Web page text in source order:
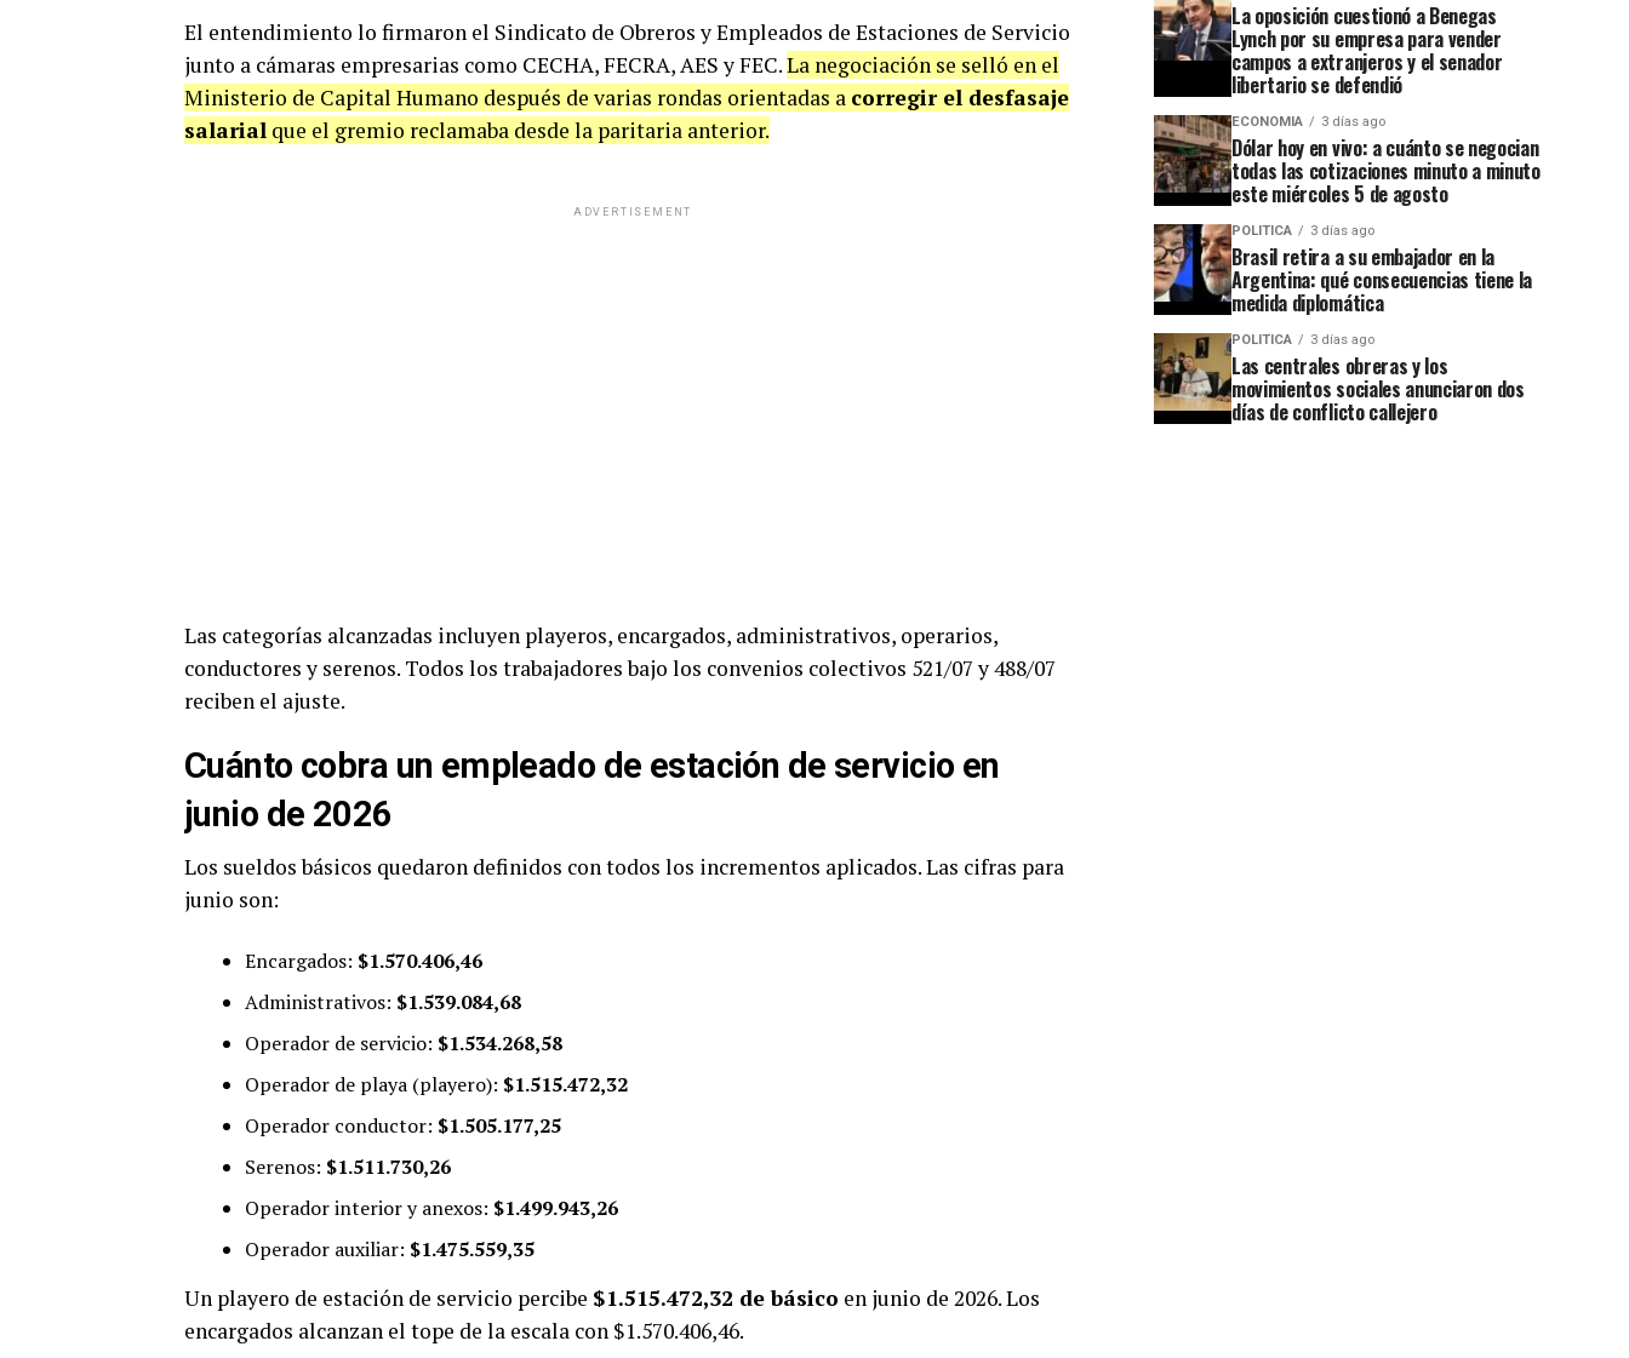
El entendimiento lo firmaron el Sindicato de Obreros y Empleados de Estaciones de Servicio
junto a cámaras empresarias como CECHA, FECRA, AES y FEC.La negociación se selló en el
Ministerio de Capital Humano después de varias rondas orientadas a corregir el desfasaje
salarial que el gremio reclamaba desde la paritaria anterior.
ADVERTISEMENT
Las categorías alcanzadas incluyen playeros, encargados, administrativos, operarios,
conductores y serenos. Todos los trabajadores bajo los convenios colectivos 521/07 y 488/07
reciben el ajuste.
Cuánto cobra un empleado de estación de servicio en
junio de 2026
Los sueldos básicos quedaron definidos con todos los incrementos aplicados. Las cifras para
junio son:
Encargados: $1.570.406,46
Administrativos: $1.539.084,68
Operador de servicio: $1.534.268,58
Operador de playa (playero): $1.515.472,32
Operador conductor: $1.505.177,25
Serenos: $1.511.730,26
Operador interior y anexos: $1.499.943,26
Operador auxiliar: $1.475.559,35
Un playero de estación de servicio percibe $1.515.472,32 de básico en junio de 2026. Los
encargados alcanzan el tope de la escala con $1.570.406,46.
La oposición cuestionó a Benegas
Lynch por su empresa para vender
campos a extranjeros y el senador
libertario se defendió
ECONOMIA 3 días ago
Dólar hoy en vivo: a cuánto se negocian
todas las cotizaciones minuto a minuto
este miércoles 5 de agosto
POLITICA 3 días ago
Brasil retira a su embajador en la
Argentina: qué consecuencias tiene la
medida diplomática
POLITICA 3 días ago
Las centrales obreras y los
movimientos sociales anunciaron dos
días de conflicto callejero